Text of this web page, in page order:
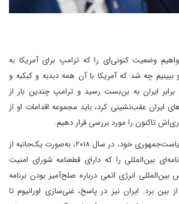
وضعیت کنونی‌ای را که ترامپ برای آمریکا به
چه شد که آمریکا با آن همه دبدبه و کبکبه و
برابر ایران به بن‌بست رسید و ترامپ چندین بار از
ایران عقب‌نشینی کرد، باید مجموعه اقدامات او از
تاکنون را مورد بررسی قرار دهیم.
۱. ترامپ در دور نخست ریاست‌جمهوری خود، در سال ۲۰۱۸، به‌صورت یک‌جانبه از
بین‌المللی را که دارای قطعنامه شورای امنیت
بین‌المللی انرژی اتمی درباره صلح‌آمیز بودن برنامه
بین برد. ایران نیز در پاسخ، غنی‌سازی اورانیوم تا